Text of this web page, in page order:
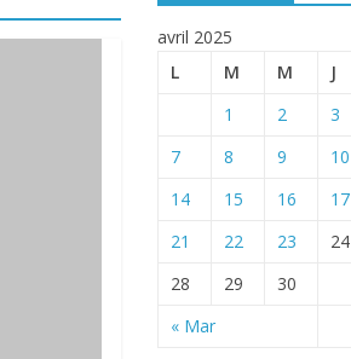
avril 2025
L
M M J
« Mar
1 2 3
7
8 9 10
14
15 16 17
21
22 23 24
28
29 30